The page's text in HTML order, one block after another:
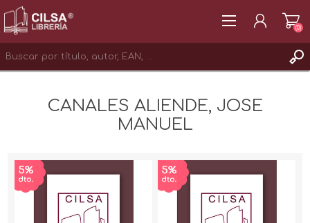
INICIAR SESIÓN
(0)
CANALES ALIENDE, JOSE
MANUEL